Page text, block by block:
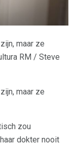
maar ze
RM / Steve
maar ze
zou
dokter nooit